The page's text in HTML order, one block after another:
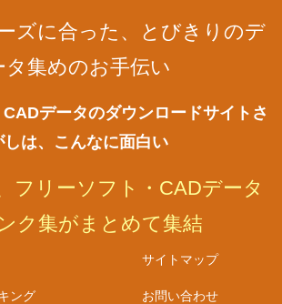
ズに合った、とびきりのデ
タ集めのお手伝い
データのダウンロードサイトさ
しは、こんなに面白い
フリーソフト・CADデータ
ク集がまとめて集結
サイトマップ
ング お問い合わせ